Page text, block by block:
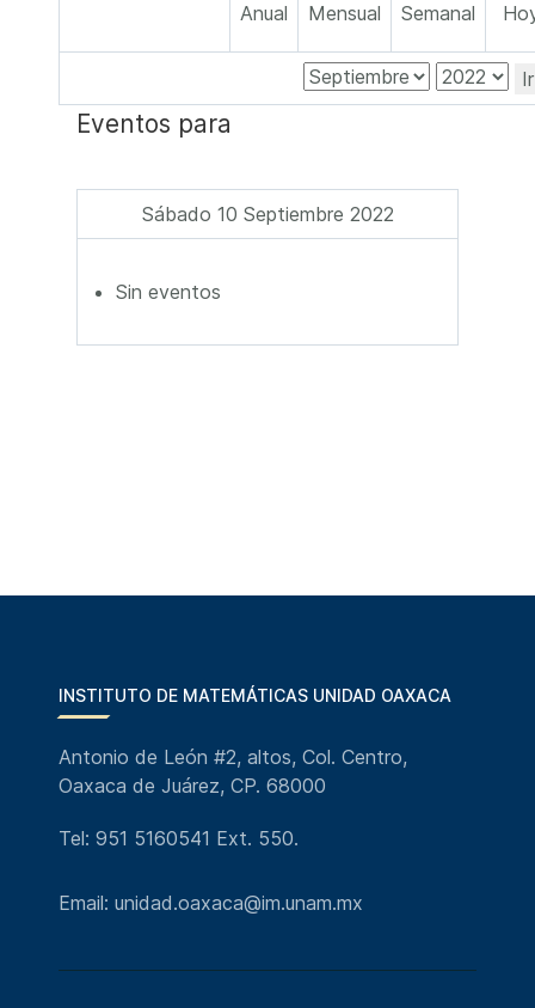
Anual Mensual Semanal
Eventos para
Sábado 10 Septiembre 2022
Sin eventos
INSTITUTO DE MATEMÁTICAS UNIDAD OAXACA
Antonio de León #2, altos, Col. Centro,
Oaxaca de Juárez, CP. 68000
Tel: 951 5160541 Ext. 550.
Email: unidad.oaxaca@im.unam.mx